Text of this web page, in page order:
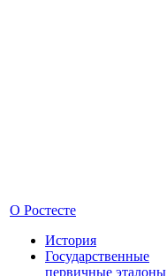
О Ростесте
История
Государственные
первичные эталоны